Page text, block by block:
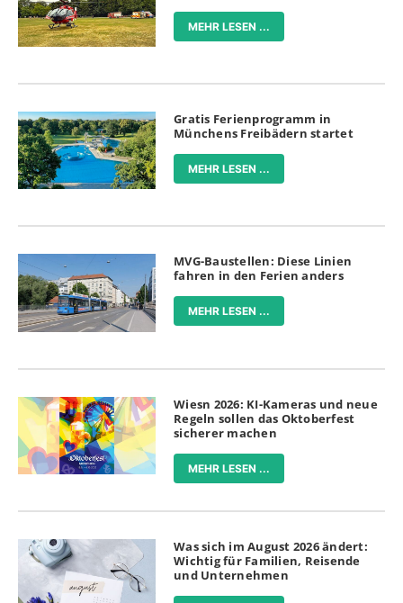
MEHR LESEN ...
Gratis Ferienprogramm in
Münchens Freibädern startet
MEHR LESEN ...
MVG-Baustellen: Diese Linien
fahren in den Ferien anders
MEHR LESEN ...
Wiesn 2026: KI-Kameras und neue
Regeln sollen das Oktoberfest
sicherer machen
MEHR LESEN ...
Was sich im August 2026 ändert:
Wichtig für Familien, Reisende
und Unternehmen